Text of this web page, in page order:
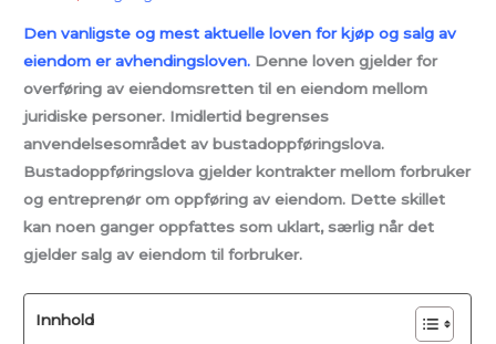
Den vanligste og mest aktuelle loven for kjøp og salg av
eiendom er avhendingsloven. Denne loven gjelder for
overføring av eiendomsretten til en eiendom mellom
juridiske personer. Imidlertid begrenses
anvendelsesområdet av bustadoppføringslova.
Bustadoppføringslova gjelder kontrakter mellom forbruker
og entreprenør om oppføring av eiendom. Dette skillet
kan noen ganger oppfattes som uklart, særlig når det
gjelder salg av eiendom til forbruker.
Innhold